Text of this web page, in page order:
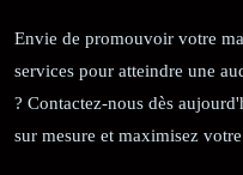
Envie de promouvoir votre
services pour atteindre une
? Contactez-nous dès
sur mesure et maximisez